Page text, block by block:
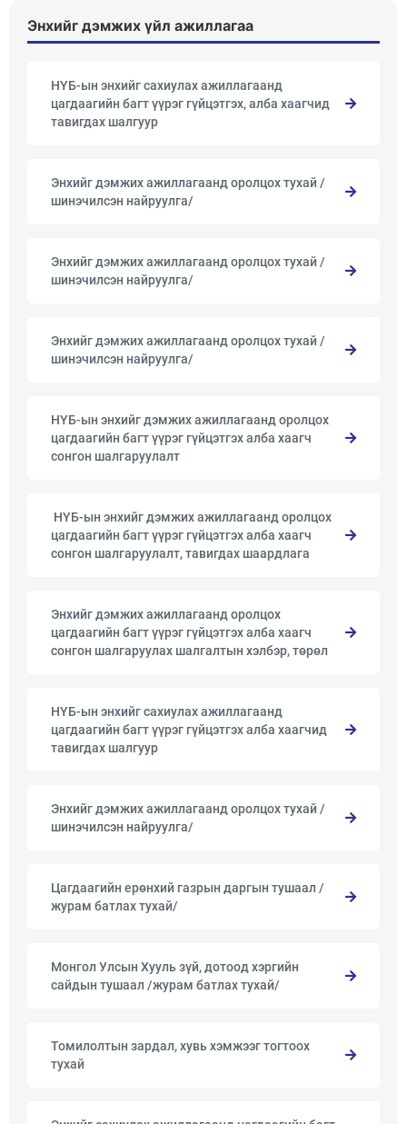
Энхийг дэмжих үйл ажиллагаа
НҮБ-ын энхийг сахиулах ажиллагаанд
цагдаагийн багт үүрэг гүйцэтгэх, алба хаагчид
тавигдах шалгуур
Энхийг дэмжих ажиллагаанд оролцох тухай /
шинэчилсэн найруулга/
Энхийг дэмжих ажиллагаанд оролцох тухай /
шинэчилсэн найруулга/
Энхийг дэмжих ажиллагаанд оролцох тухай /
шинэчилсэн найруулга/
НҮБ-ын энхийг дэмжих ажиллагаанд оролцох
цагдаагийн багт үүрэг гүйцэтгэх алба хаагч
сонгон шалгаруулалт
​ ​НҮБ-ын энхийг дэмжих ажиллагаанд оролцох
цагдаагийн багт үүрэг гүйцэтгэх алба хаагч
сонгон шалгаруулалт, тавигдах шаардлага
Энхийг дэмжих ажиллагаанд оролцох
цагдаагийн багт үүрэг гүйцэтгэх алба хаагч
сонгон шалгаруулах шалгалтын хэлбэр, төрөл
НҮБ-ын энхийг сахиулах ажиллагаанд
цагдаагийн багт үүрэг гүйцэтгэх алба хаагчид
тавигдах шалгуур
Энхийг дэмжих ажиллагаанд оролцох тухай /
шинэчилсэн найруулга/
Цагдаагийн ерөнхий газрын даргын тушаал /
журам батлах тухай/
Монгол Улсын Хууль зүй, дотоод хэргийн
сайдын тушаал /журам батлах тухай/
Томилолтын зардал, хувь хэмжээг тогтоох
тухай